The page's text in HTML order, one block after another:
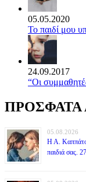
05.05.2020
Το παιδί μου
24.09.2017
“Οι
ΠΡΟΣΦΑΤΑ
05.08.2026
Η Α.
παιδιά σας.